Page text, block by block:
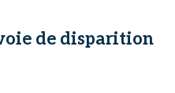
de disparition